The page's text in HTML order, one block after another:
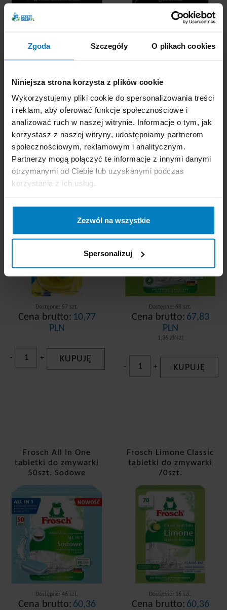
Zgoda Szczegóły O plikach cookies
Niniejsza strona korzysta z plików cookie
Wykorzystujemy pliki cookie do spersonalizowania treści
i reklam, aby oferować funkcje społecznościowe i
analizować ruch w naszej witrynie. Informacje o tym, jak
korzystasz z naszej witryny, udostępniamy partnerom
społecznościowym, reklamowym i analitycznym.
Partnerzy mogą połączyć te informacje z innymi danymi
otrzymanymi od Ciebie lub uzyskanymi podczas
korzystania z ich usług.
Zezwól na wszystkie
Spersonalizuj
0,96 zł/szt
- + KUPUJĘ
Dostępne: 81 szt.
PLN
0,92 zł/szt
- +
Finish zawieszka
odświeżacz do zmywarki
cytrynowy
Dostępne: 57 szt.
Cena brutto: 10,77
PLN
- + KUPUJĘ
Frosch All In One
tabletki do zmywarki
Dostępne: 68 szt.
Cena brutto: 67,83
PLN
1,36 zł/szt
- + KUPUJĘ
Frosch All In One
tabletki do zmywarki
50szt. Sodowe
Dostępne: 46 szt.
Cena brutto: 60,36
Frosch Limone Classic
tabletki do zmywarki
70szt.
Dostępne: 16 szt.
Cena brutto: 60,36